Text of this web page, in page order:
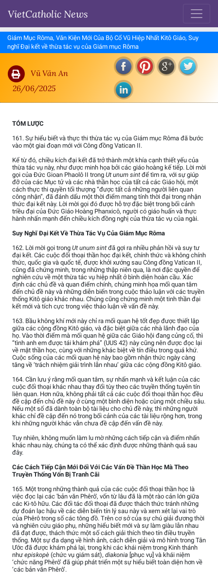
VietCatholic News
Giám Mục Rôma, Văn Kiện Mới Của Bộ Cổ Vũ Hiệp Nhất Kitô Giáo, Suy
nghĩ Đại kết về thừa tác vụ của Giám mục Rôma
Vũ Văn An
26/06/2025
TÓM LƯỢC
161. Sự hiểu biết và thực thi thừa tác vụ của Giám mục Rôma đã bước
vào một giai đoạn mới với Công đồng Vatican II.
Kể từ đó, chiều kích đại kết đã trở thành một khía cạnh thiết yếu của
thừa tác vụ này, như được minh họa bởi các giáo hoàng kế tiếp. Lời mời
gọi của Đức Gioan Phaolô II trong Ut unum sint để tìm ra, với sự giúp
đỡ của các Mục tử và các nhà thần học của tất cả các Giáo hội, một
cách thực thi quyền tối thượng “được tất cả những người liên quan
công nhận”, đã đánh dấu một thời điểm mang tính thời đại trong nhận
thức đại kết này. Lời mời gọi đó được hỗ trợ đặc biệt trong bối cảnh
triều đại của Đức Giáo Hoàng Phanxicô, người có giáo huấn và thực
hành nhấn mạnh đến chiều kích đồng nghị của thừa tác vụ của ngài.
Suy Nghĩ Đại Kết Về Thừa Tác Vụ Của Giám Mục Rôma
162. Lời mời gọi trong Ut unum sint đã gợi ra nhiều phản hồi và suy tư
đại kết. Các cuộc đối thoại thần học đại kết, chính thức và không chính
thức, quốc gia và quốc tế, được khởi xướng sau Công đồng Vatican II,
cũng đã chứng minh, trong những thập niên qua, là nơi đặc quyền để
nghiên cứu về một thừa tác vụ hiệp nhất ở bình diện hoàn cầu. Xác
định các chủ đề và quan điểm chính, chúng minh họa mối quan tâm
đến chủ đề này và những diễn biến trong cuộc thảo luận với các truyền
thống Kitô giáo khác nhau. Chúng cũng chứng minh một tinh thần đại
kết mới và tích cực trong việc thảo luận về vấn đề này.
163. Bầu không khí mới này chỉ ra mối quan hệ tốt đẹp được thiết lập
giữa các cộng đồng Kitô giáo, và đặc biệt giữa các nhà lãnh đạo của
họ. Vào thời điểm mà mối quan hệ giữa các Giáo hội đang củng cố, thì
“tình anh em được tái khám phá” (UUS 42) này cũng nên được đọc lại
về mặt thần học, cùng với những khác biệt về tín điều trong quá khứ.
Cuộc sống của các mối quan hệ này bao gồm nhận thức ngày càng
tăng về ‘trách nhiệm giải trình lẫn nhau’ giữa các cộng đồng Kitô giáo.
164. Cần lưu ý rằng mối quan tâm, sự nhấn mạnh và kết luận của các
cuộc đối thoại khác nhau thay đổi tùy theo các truyền thống tuyên tín
liên quan. Hơn nữa, không phải tất cả các cuộc đối thoại thần học đều
đề cập đến chủ đề này ở cùng một bình diện hoặc cùng một chiều sâu.
Nếu một số đã dành toàn bộ tài liệu cho chủ đề này, thì những người
khác chỉ đề cập đến nó trong bối cảnh của các tài liệu rộng hơn, trong
khi những người khác vẫn chưa đề cập đến vấn đề này.
Tuy nhiên, không muốn làm lu mờ những cách tiếp cận và điểm nhấn
khác nhau này, chúng ta có thể xác định được những thành quả sau
đây.
Các Cách Tiếp Cận Mới Đối Với Các Vấn Đề Thần Học Mà Theo
Truyền Thống Vốn Bị Tranh Cãi
165. Một trong những thành quả của các cuộc đối thoại thần học là
việc đọc lại các 'bản văn Phêrô', vốn từ lâu đã là một rào cản lớn giữa
các Ki-tô hữu. Các đối tác đối thoại đã được thách thức tránh những
dự đoán lạc hậu về các diễn biến tín lý sau này và xem xét lại vai trò
của Phêrô trong số các tông đồ. Trên cơ sở của sự chú giải đương thời
và nghiên cứu giáo phụ, những hiểu biết mới và sự làm giàu lẫn nhau
đã đạt được, thách thức một số cách giải thích theo tín điều truyền
thống. Một sự đa dạng về hình ảnh, cách diễn giải và mô hình trong Tân
Ước đã được khám phá lại, trong khi các khái niệm trong Kinh thánh
như episkopè (chức vụ giám sát), diakonia [phục vụ] và khái niệm
‘chức năng Phêrô’ đã giúp phát triển một sự hiểu biết toàn diện hơn về
‘các bản văn Phêrô’.